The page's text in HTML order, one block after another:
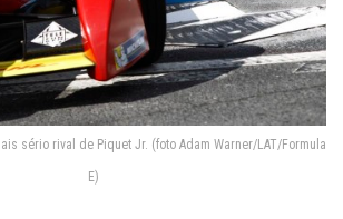
sério rival de Piquet Jr. (foto Adam Warner/LAT/Formula
E)